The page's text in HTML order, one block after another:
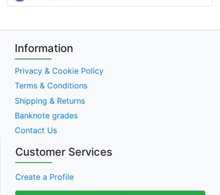
Information
Privacy & Cookie Policy
Terms & Conditions
Shipping & Returns
Banknote grades
Contact Us
Customer Services
Create a Profile